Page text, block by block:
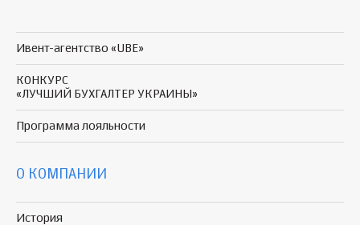
Ивент-агентство «UBE»
КОНКУРС
«ЛУЧШИЙ БУХГАЛТЕР УКРАИНЫ»
Программа лояльности
О КОМПАНИИ
История